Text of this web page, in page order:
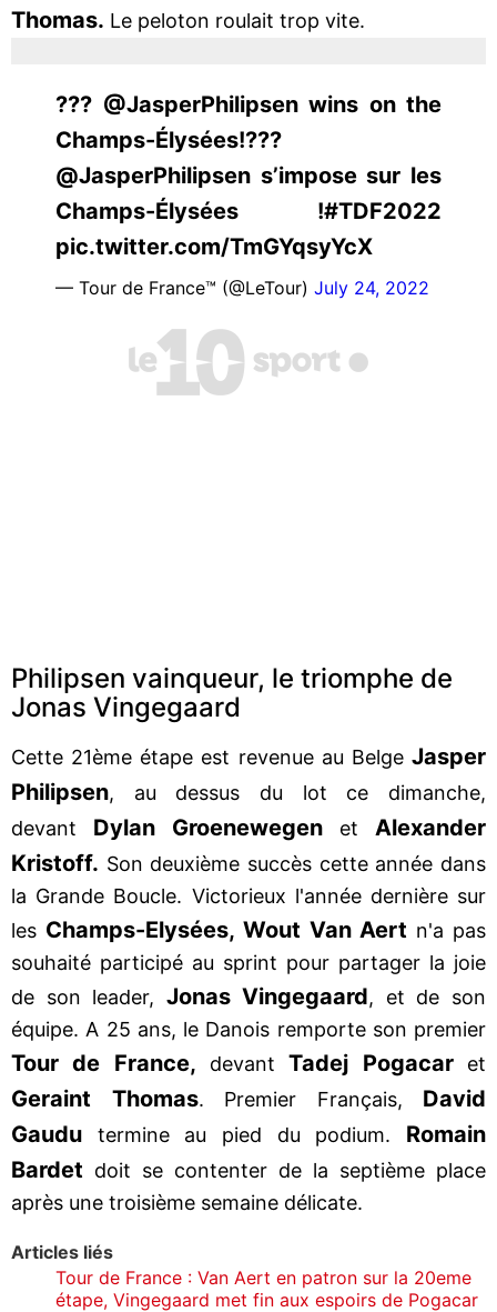
Thomas. Le peloton roulait trop vite.
??? @JasperPhilipsen wins on the
Champs-Élysées!???
@JasperPhilipsen s’impose sur les
Champs-Élysées !#TDF2022
pic.twitter.com/TmGYqsyYcX
— Tour de France™ (@LeTour) July 24, 2022
Philipsen vainqueur, le triomphe de
Jonas Vingegaard
Cette 21ème étape est revenue au Belge Jasper
Philipsen, au dessus du lot ce dimanche,
devant
Dylan Groenewegen et Alexander
Kristoff. Son deuxième succès cette année dans
la Grande Boucle. Victorieux l'année dernière sur
les Champs-Elysées, Wout Van Aert n'a pas
souhaité participé au sprint pour partager la joie
de son leader, Jonas Vingegaard, et de son
équipe. A 25 ans, le Danois remporte son premier
Tour de France, devant Tadej Pogacaret
Geraint Thomas. Premier Français, David
Gaudu termine au pied du podium. Romain
Bardet doit se contenter de la septième place
après une troisième semaine délicate.
Articles liés
Tour de France : Van Aert en patron sur la 20eme
étape, Vingegaard met fin aux espoirs de Pogacar